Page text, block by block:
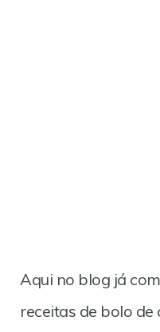
Aqui no blog já
receitas de bolo